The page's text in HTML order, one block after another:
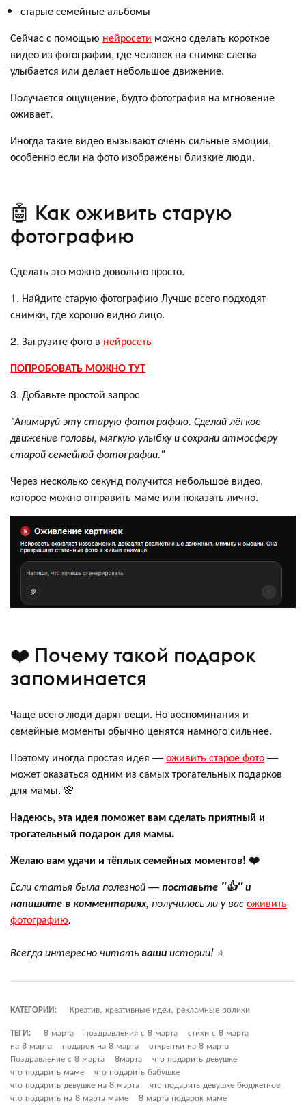
старые семейные альбомы
Сейчас с помощью нейросети можно сделать короткое
видео из фотографии, где человек на снимке слегка
улыбается или делает небольшое движение.
Получается ощущение, будто фотография на мгновение
оживает.
Иногда такие видео вызывают очень сильные эмоции,
особенно если на фото изображены близкие люди.
🤖 Как оживить старую
фотографию
Сделать это можно довольно просто.
1. Найдите старую фотографию Лучше всего подходят
снимки, где хорошо видно лицо.
2. Загрузите фото в нейросеть
ПОПРОБОВАТЬ МОЖНО ТУТ
3. Добавьте простой запрос
"Анимируй эту старую фотографию. Сделай лёгкое
движение головы, мягкую улыбку и сохрани атмосферу
старой семейной фотографии."
Через несколько секунд получится небольшое видео,
которое можно отправить маме или показать лично.
❤️ Почему такой подарок
запоминается
Чаще всего люди дарят вещи. Но воспоминания и
семейные моменты обычно ценятся намного сильнее.
Поэтому иногда простая идея —оживить старое фото—
может оказаться одним из самых трогательных подарков
для мамы. 🌸
Надеюсь, эта идея поможет вам сделать приятный и
трогательный подарок для мамы.
Желаю вам удачи и тёплых семейных моментов! ❤️
Если статья была полезной —поставьте "👍" и
напишите в комментариях, получилось ли у васоживить
фотографию.
Всегда интересно читатьвашиистории! ⭐
КАТЕГОРИИ:
Креатив, креативные идеи, рекламные ролики
ТЕГИ:
8 марта поздравления с 8 марта
стихи с 8 марта
на 8 марта
подарок на 8 марта
открытки на 8 марта
Поздравление с 8 марта
8марта
что подарить девушке
что подарить маме
что подарить бабушке
что подарить девушке на 8 марта
что подарить девушке бюджетное
что подарить на 8 марта маме
8 марта подарок маме